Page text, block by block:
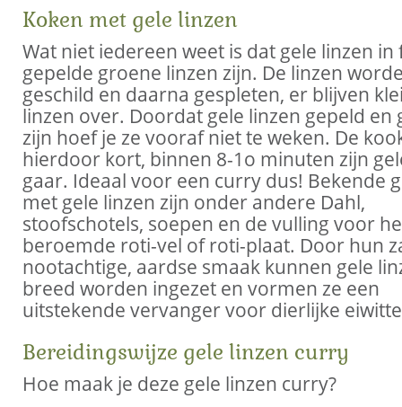
Koken met gele linzen
Wat niet iedereen weet is dat gele linzen in
gepelde groene linzen zijn. De linzen
geschild en daarna gespleten, er blijven
linzen over. Doordat gele linzen gepeld en
zijn hoef je ze vooraf niet te weken. De
hierdoor kort, binnen 8-1o minuten zijn
gaar. Ideaal voor een curry dus! Bekende
met gele linzen zijn onder andere Dahl,
stoofschotels, soepen en de vulling voor
beroemde roti-vel of roti-plaat. Door hun
nootachtige, aardse smaak kunnen gele
breed worden ingezet en vormen ze een
uitstekende vervanger voor dierlijke
Bereidingswijze gele linzen curry
Hoe maak je deze gele linzen curry?